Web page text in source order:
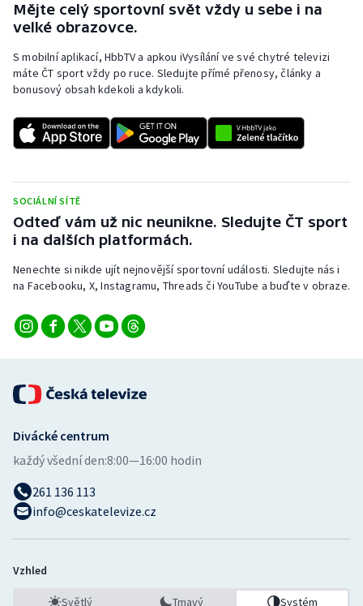
Rychlobruslení
Rychlostní kanoistika
Short track
Sportovní střelba
Triatlon
Veslování
Vodní slalom
Volejbal
Ostatní
Mějte celý sportovní svět vždy u sebe i na
velké obrazovce.
S mobilní aplikací, HbbTV a apkou iVysílání ve své chytré televizi
máte ČT sport vždy po ruce. Sledujte přímé přenosy, články a
bonusový obsah kdekoli a kdykoli.
SOCIÁLNÍ SÍTĚ
Odteď vám už nic neunikne. Sledujte ČT sport
i na dalších platformách.
Nenechte si nikde ujít nejnovější sportovní události. Sledujte nás i
na Facebooku, X, Instagramu, Threads či YouTube a buďte v obraze.
Divácké centrum
každý všední den:8:00—16:00 hodin
261 136 113
info@ceskatelevize.cz
Vzhled
Světlý Tmavý Systém